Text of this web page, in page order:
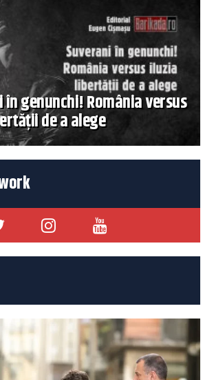
în genunchi! România versus
de a alege